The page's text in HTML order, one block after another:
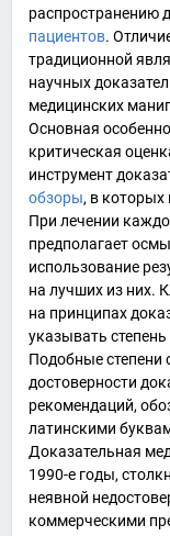
распространению
пациентов.
традиционной
научных
медицинских
Основная
критическая
инструмент
обзоры, в которых
При лечении
предполагает
использование
на лучших из них.
на принципах
указывать
Подобные
достоверности
рекомендаций,
латинскими
Доказательная
1990-е годы,
неявной
коммерческими